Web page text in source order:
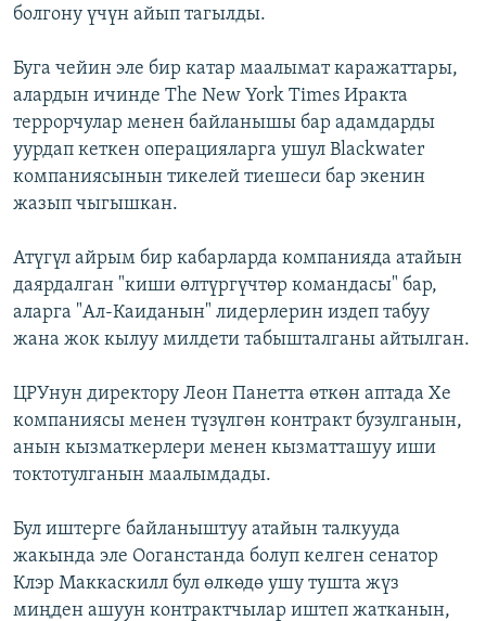
болгону үчүн айып тагылды.
Буга чейин эле бир катар маалымат каражаттары,
алардын ичинде The New York Times Иракта
террорчулар менен байланышы бар адамдарды
уурдап кеткен операцияларга ушул Blackwater
компаниясынын тикелей тиешеси бар экенин
жазып чыгышкан.
Атүгүл айрым бир кабарларда компанияда атайын
даярдалган "киши өлтүргүчтөр командасы" бар,
аларга "Ал-Каиданын" лидерлерин издеп табуу
жана жок кылуу милдети табышталганы айтылган.
ЦРУнун директору Леон Панетта өткөн аптада Хе
компаниясы менен түзүлгөн контракт бузулганын,
анын кызматкерлери менен кызматташуу иши
токтотулганын маалымдады.
Бул иштерге байланыштуу атайын талкууда
жакында эле Ооганстанда болуп келген сенатор
Клэр Маккаскилл бул өлкөдө ушу тушта жүз
миңден ашуун контрактчылар иштеп жатканын,